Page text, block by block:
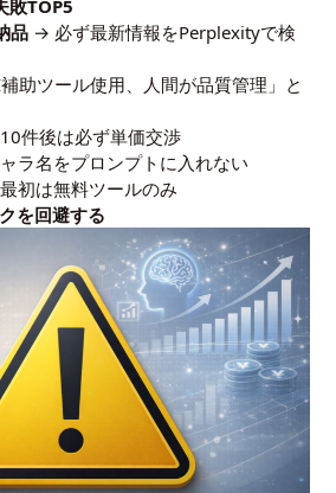
敗TOP5
品 → 必ず最新情報をPerplexityで検
助ツール使用、人間が品質管理」と
件後は必ず単価交渉
ラ名をプロンプトに入れない
初は無料ツールのみ
を回避する